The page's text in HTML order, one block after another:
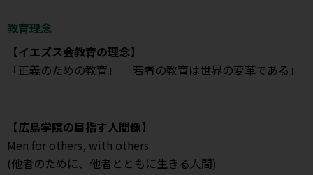
教育理念
【イエズス会教育の理念】
「正義のための教育」 「若者の教育は世界の変革である」
【広島学院の目指す人間像】
Men for others, with others
(他者のために、他者とともに生きる人間)